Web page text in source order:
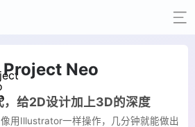
Project Neo
，给2D设计加上3D的深度
用Illustrator一样操作，几分钟就能做出